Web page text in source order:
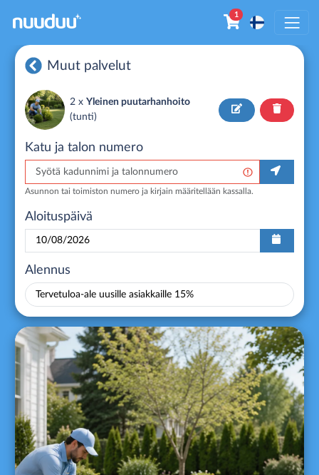
1
Muut palvelut
2 x Yleinen puutarhanhoito
(tunti)
Katu ja talon numero
Asunnon tai toimiston numero ja kirjain määritellään kassalla.
Aloituspäivä
Alennus